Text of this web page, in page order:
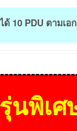
ได้ 10 PDU ตามเอ
รุ่นพิเศ